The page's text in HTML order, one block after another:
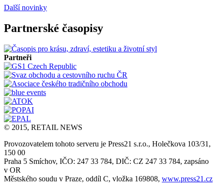
Další novinky
Partnerské časopisy
Partneři
© 2015, RETAIL NEWS
Provozovatelem tohoto serveru je Press21 s.r.o., Holečkova 103/31,
150 00
Praha 5 Smíchov, IČO: 247 33 784, DIČ: CZ 247 33 784, zapsáno
v OR
Městského soudu v Praze, oddíl C, vložka 169808, www.press21.cz